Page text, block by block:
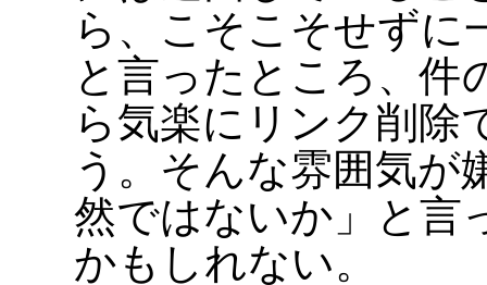
ら、こそこそせずに
と言ったところ、件
ら気楽にリンク削除
う。そんな雰囲気が
然ではないか」と言
かもしれない。